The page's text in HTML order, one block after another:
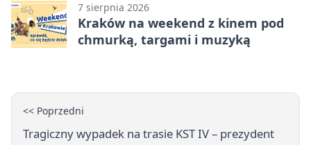
7 sierpnia 2026
Kraków na weekend z kinem pod
chmurką, targami i muzyką
<< Poprzedni
Tragiczny wypadek na trasie KST IV – prezydent